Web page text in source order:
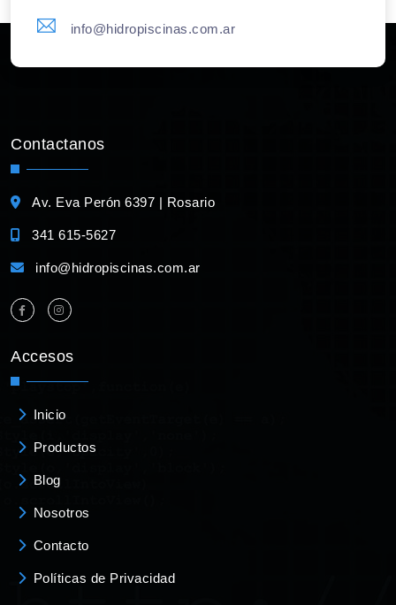
info@hidropiscinas.com.ar
Contactanos
Av. Eva Perón 6397 | Rosario
341 615-5627
info@hidropiscinas.com.ar
Accesos
Inicio
Productos
Blog
Nosotros
Contacto
Políticas de Privacidad